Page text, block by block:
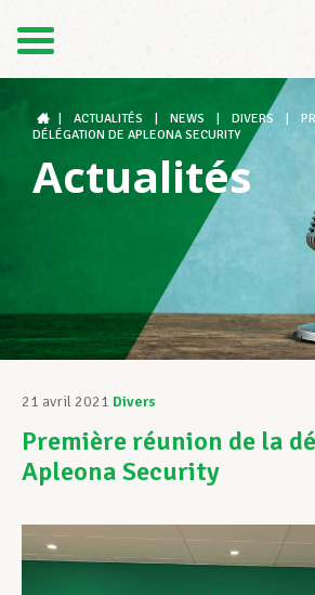
DE
Le LCGB
Structures syndicales
Assistance au Travail
Vos droits
Assistance en vie privée
ACTUALITÉS NEWS DIVERS
DÉLÉGATION DE APLEONA SECURITY
Actualités
21 avril 2021 Divers
Première réunion de la
Apleona Security